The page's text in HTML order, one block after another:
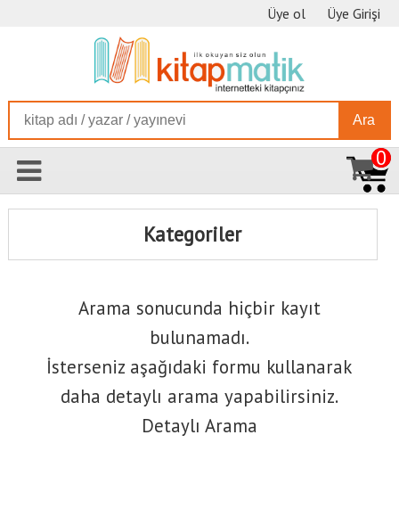
Üye ol Üye Girişi
Ara
0
Kategoriler
Arama sonucunda hiçbir kayıt
bulunamadı.
İsterseniz aşağıdaki formu kullanarak
daha detaylı arama yapabilirsiniz.
Detaylı Arama